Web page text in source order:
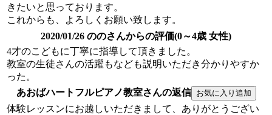
きたいと思っております。
これからも、よろしくお願い致します。
2020/01/26 ののさんからの評価(0～4歳 女性)
4才のこどもに丁寧に指導して頂きました。
教室の生徒さんの活躍もなども説明いただき分かりやすか
った。
あおばハートフルピアノ教室さんの返信
体験レッスンにお越しいただきまして、ありがとうござい